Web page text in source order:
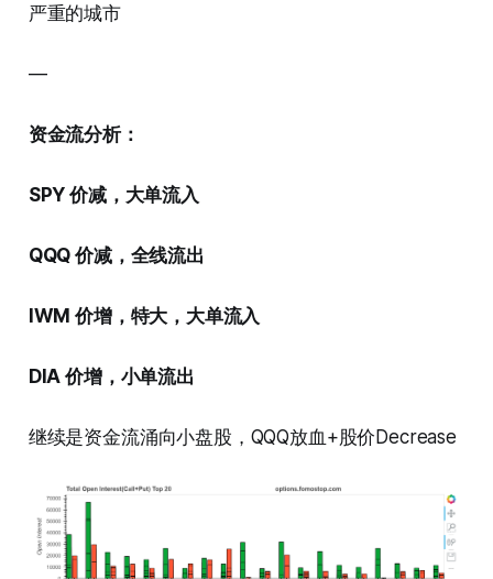
严重的城市
—
资金流分析：
SPY 价减，大单流入
QQQ 价减，全线流出
IWM 价增，特大，大单流入
DIA 价增，小单流出
继续是资金流涌向小盘股，QQQ放血+股价Decrease